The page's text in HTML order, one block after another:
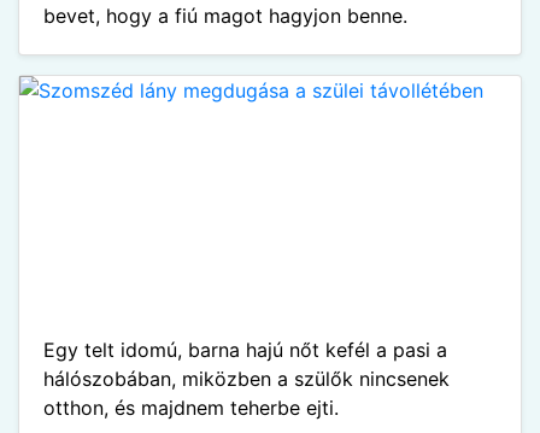
bevet, hogy a fiú magot hagyjon benne.
Egy telt idomú, barna hajú nőt kefél a pasi a
hálószobában, miközben a szülők nincsenek
otthon, és majdnem teherbe ejti.